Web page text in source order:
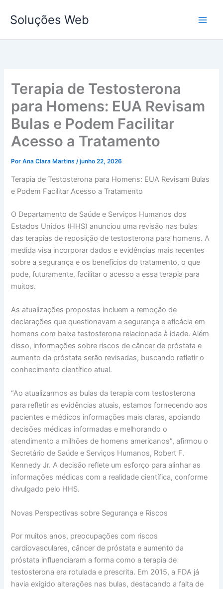
para
conteúdo
Soluções Web
Terapia de Testosterona
para Homens: EUA Revisam
Bulas e Podem Facilitar
Acesso a Tratamento
PorAna Clara Martins/junho 22, 2026
Terapia de Testosterona para Homens: EUA Revisam Bulas
e Podem Facilitar Acesso a Tratamento
O Departamento de Saúde e Serviços Humanos dos
Estados Unidos (HHS) anunciou uma revisão nas bulas
das terapias de reposição de testosterona para homens. A
medida visa incorporar dados e evidências mais recentes
sobre a segurança e os benefícios do tratamento, o que
pode, futuramente, facilitar o acesso a essa terapia para
muitos.
As atualizações propostas incluem a remoção de
declarações que questionavam a segurança e eficácia em
homens com baixa testosterona relacionada à idade. Além
disso, informações sobre riscos de câncer de próstata e
aumento da próstata serão revisadas, buscando refletir o
conhecimento científico atual.
“Ao atualizarmos as bulas da terapia com testosterona
para refletir as evidências atuais, estamos fornecendo aos
pacientes e médicos informações mais claras, apoiando
decisões médicas informadas e melhorando o
atendimento a milhões de homens americanos”, afirmou o
Secretário de Saúde e Serviços Humanos, Robert F.
Kennedy Jr. A decisão reflete um esforço para alinhar as
informações médicas com a realidade científica, conforme
divulgado pelo HHS.
Novas Perspectivas sobre Segurança e Riscos
Por muitos anos, preocupações com riscos
cardiovasculares, câncer de próstata e aumento da
próstata influenciaram a forma como a terapia de
testosterona era rotulada e prescrita. Em 2015, a FDA já
havia exigido alterações nas bulas, destacando a falta de